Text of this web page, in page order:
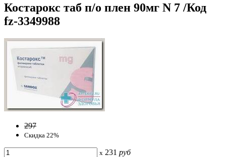
Костарокс таб п/о плен 90мг N 7 /Код
fz-3349988
297
Скидка 22%
x 231 руб